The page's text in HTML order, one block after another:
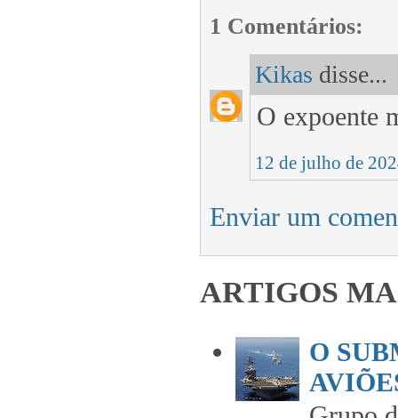
1 Comentários:
Kikas disse...
O expoente
12 de julho de
Enviar um
ARTIGOS
O